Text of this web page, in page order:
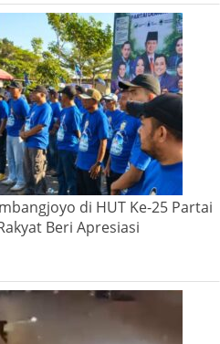
di HUT Ke-25 Partai
Beri Apresiasi